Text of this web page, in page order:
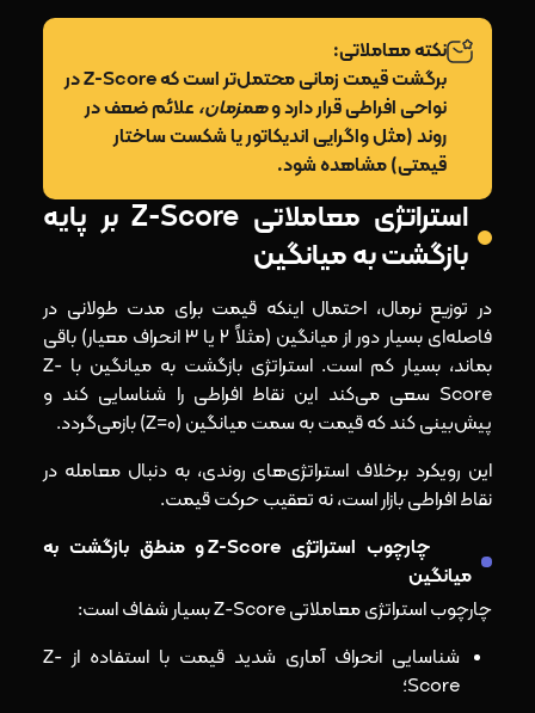
نکته معاملاتی:
برگشت قیمت زمانی محتمل‌تر است که Z-Score در
نواحی افراطی قرار دارد وهمزمان، علائم ضعف در
روند (مثل واگرایی اندیکاتور یا شکست ساختار
قیمتی) مشاهده شود.
استراتژی معاملاتی Z-Score بر پایه
بازگشت به میانگین
در توزیع نرمال، احتمال اینکه قیمت برای مدت طولانی در
فاصله‌ای بسیار دور از میانگین (مثلاً ۲ یا ۳ انحراف معیار) باقی
بماند، بسیار کم است. استراتژی بازگشت به میانگین با Z-
Score سعی می‌کند این نقاط افراطی را شناسایی کند و
پیش‌بینی کند که قیمت به سمت میانگین (Z=0) بازمی‌گردد.
این رویکرد برخلاف استراتژی‌های روندی، به دنبال معامله در
نقاط افراطی بازار است، نه تعقیب حرکت قیمت.
چارچوب استراتژی Z-Score و منطق بازگشت به
میانگین
چارچوب استراتژی معاملاتی Z-Score بسیار شفاف است:
شناسایی انحراف آماری شدید قیمت با استفاده از Z-
Score؛